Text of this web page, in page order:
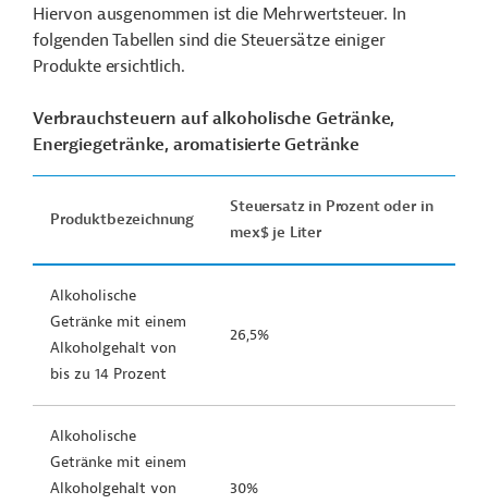
Hiervon ausgenommen ist die Mehrwertsteuer. In
folgenden Tabellen sind die Steuersätze einiger
Produkte ersichtlich.
Verbrauchsteuern auf alkoholische Getränke,
Energiegetränke, aromatisierte Getränke
Produktbezeichnung
Steuersatz in Prozent oder in
mex$ je Liter
Alkoholische
Getränke mit einem
Alkoholgehalt von
bis zu 14 Prozent
26,5%
Alkoholische
Getränke mit einem
Alkoholgehalt von
30%